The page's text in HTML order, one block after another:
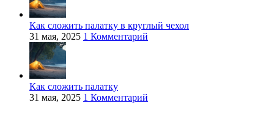
Как сложить палатку в круглый чехол
31 мая, 2025 1 Комментарий
Как сложить палатку
31 мая, 2025 1 Комментарий